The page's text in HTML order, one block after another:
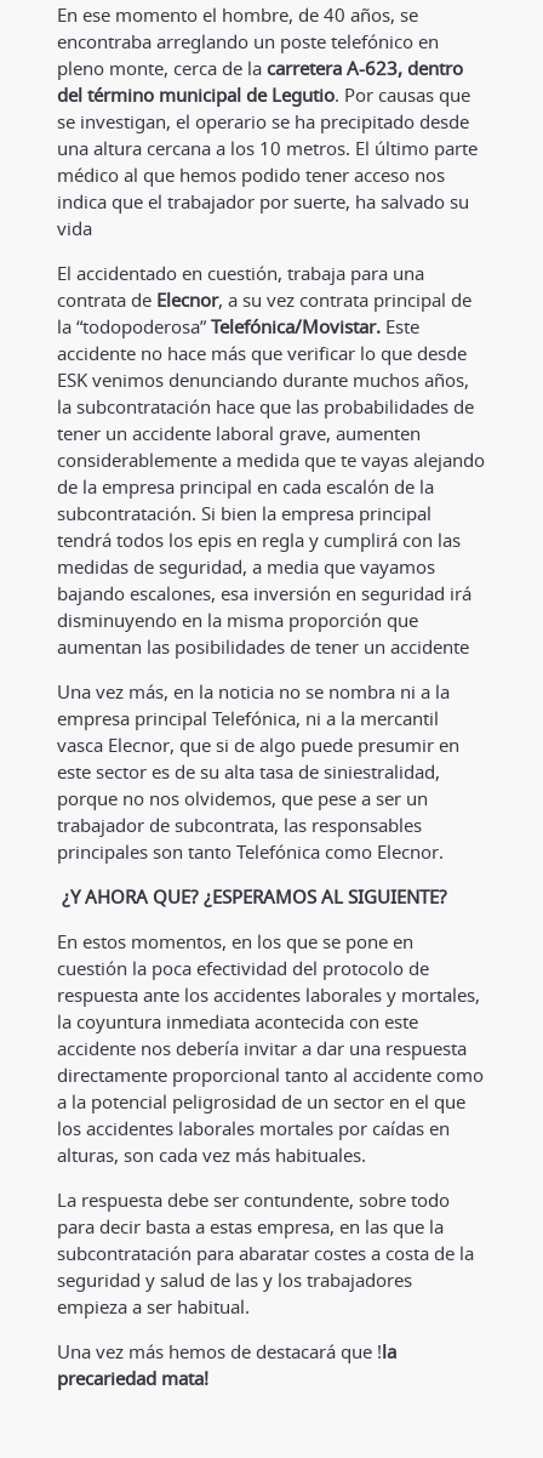
En ese momento el hombre, de 40 años, se
encontraba arreglando un poste telefónico en
pleno monte, cerca de la carretera A-623, dentro
del término municipal de Legutio. Por causas que
se investigan, el operario se ha precipitado desde
una altura cercana a los 10 metros. El último parte
médico al que hemos podido tener acceso nos
indica que el trabajador por suerte, ha salvado su
vida
El accidentado en cuestión, trabaja para una
contrata de Elecnor, a su vez contrata principal de
la “todopoderosa” Telefónica/Movistar. Este
accidente no hace más que verificar lo que desde
ESK venimos denunciando durante muchos años,
la subcontratación hace que las probabilidades de
tener un accidente laboral grave, aumenten
considerablemente a medida que te vayas alejando
de la empresa principal en cada escalón de la
subcontratación. Si bien la empresa principal
tendrá todos los epis en regla y cumplirá con las
medidas de seguridad, a media que vayamos
bajando escalones, esa inversión en seguridad irá
disminuyendo en la misma proporción que
aumentan las posibilidades de tener un accidente
Una vez más, en la noticia no se nombra ni a la
empresa principal Telefónica, ni a la mercantil
vasca Elecnor, que si de algo puede presumir en
este sector es de su alta tasa de siniestralidad,
porque no nos olvidemos, que pese a ser un
trabajador de subcontrata, las responsables
principales son tanto Telefónica como Elecnor.
¿Y AHORA QUE? ¿ESPERAMOS AL SIGUIENTE?
En estos momentos, en los que se pone en
cuestión la poca efectividad del protocolo de
respuesta ante los accidentes laborales y mortales,
la coyuntura inmediata acontecida con este
accidente nos debería invitar a dar una respuesta
directamente proporcional tanto al accidente como
a la potencial peligrosidad de un sector en el que
los accidentes laborales mortales por caídas en
alturas, son cada vez más habituales.
La respuesta debe ser contundente, sobre todo
para decir basta a estas empresa, en las que la
subcontratación para abaratar costes a costa de la
seguridad y salud de las y los trabajadores
empieza a ser habitual.
Una vez más hemos de destacará que !la
precariedad mata!